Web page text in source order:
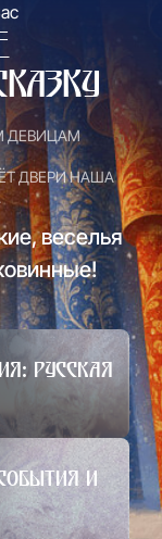
ДЕВИЦАМ
ДВЕРИ НАША
веселья
Русская
и